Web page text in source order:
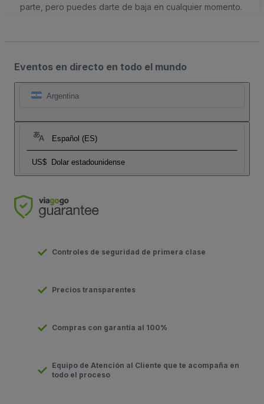
parte, pero puedes darte de baja en cualquier momento.
Eventos en directo en todo el mundo
Argentina
Español (ES)
US$ Dolar estadounidense
Controles de seguridad de primera clase
Precios transparentes
Compras con garantía al 100%
Equipo de Atención al Cliente que te acompaña en
todo el proceso